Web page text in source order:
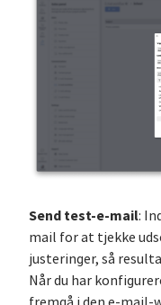
Send test-e-mail:
mail for at tjekke
justeringer, så
Når du har